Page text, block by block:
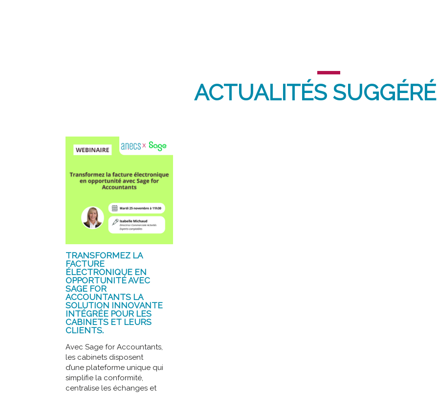
ACTUALITÉS
TRANSFORMEZ LA
FACTURE
ÉLECTRONIQUE EN
OPPORTUNITÉ AVEC
SAGE FOR
ACCOUNTANTS LA
SOLUTION INNOVANTE
INTÉGRÉE POUR LES
CABINETS ET LEURS
CLIENTS.
Avec Sage for Accountants,
les cabinets disposent
d’une plateforme unique qui
simplifie la conformité,
centralise les échanges et